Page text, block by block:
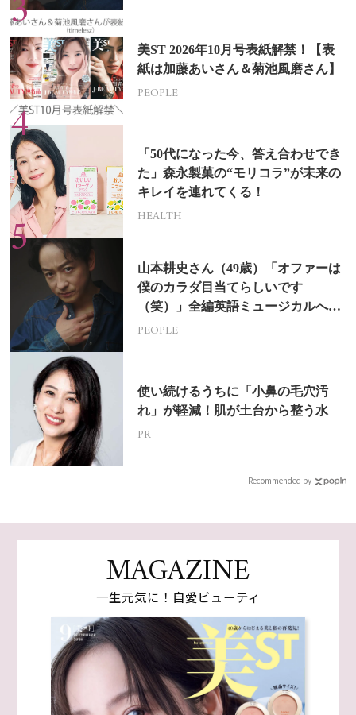
美ST 2026年10月号表紙解禁！【表
紙は加藤あいさん＆菊池風磨さん】
PEOPLE
「50代になった今、答え合わせでき
た」森永製菓の“モリコラ”が未来の
キレイを連れてくる！
HEALTH
山本耕史さん（49歳）「オファーは
僕のカラダ目当てらしいです
（笑）」全編英語ミュージカルへの
挑戦
PEOPLE
使い続けるうちに「小鼻の毛穴汚
れ」が軽減！肌が土台から整う水
PR
Recommended by
MAGAZINE
一生元気に！自愛ビューティ